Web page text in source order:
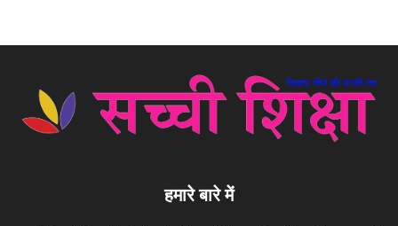
हमारे बारे में